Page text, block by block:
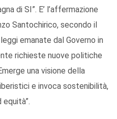
di SI”. E’ l’affermazione
Santochirico, secondo il
emanate dal Governo in
richieste nuove politiche
una visione della
e invoca sostenibilità,